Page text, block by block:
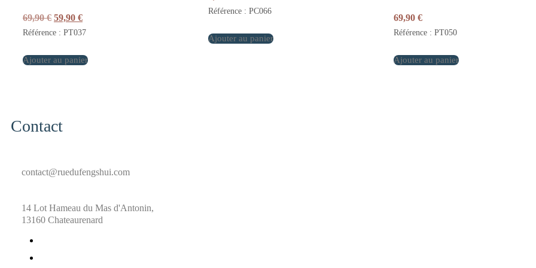
69,90€ Le
prix
initial
69,90 €.
59,90 €Le
prix
actuel
59,90 €.
Référence : PT037
Ajouter au panier
Référence : PC066
Ajouter au panier
69,90€
Référence : PT050
Ajouter au panier
Contact
contact@ruedufengshui.com
14 Lot Hameau du Mas d'Antonin,
13160 Chateaurenard